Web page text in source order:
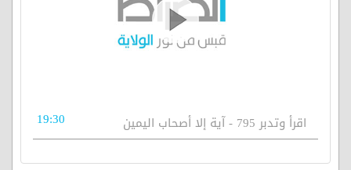
اقرأ وتدبر 795 - آية إلا أصحاب اليمين 19:30